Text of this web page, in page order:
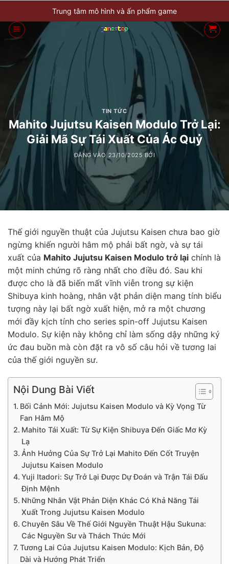
qua
nội
Trung tâm mô hình và ấn phẩm game
TIN TỨC
Mahito Jujutsu Kaisen Modulo Trở Lại:
Giải Mã Sự Tái Xuất Của Ác Quỷ
ĐĂNG VÀO 23/10/2025 BỞI
Thế giới nguyền thuật của Jujutsu Kaisen chưa bao giờ
ngừng khiến người hâm mộ phải bất ngờ, và sự tái
xuất của Mahito Jujutsu Kaisen Modulo trở lại chính là
một minh chứng rõ ràng nhất cho điều đó. Sau khi
được cho là đã biến mất vĩnh viễn trong sự kiện
Shibuya kinh hoàng, nhân vật phản diện mang tính biểu
tượng này lại bất ngờ xuất hiện, mở ra một chương
mới đầy kịch tính cho series spin-off Jujutsu Kaisen
Modulo. Sự kiện này không chỉ làm sống dậy những ký
ức đau buồn mà còn đặt ra vô số câu hỏi về tương lai
của thế giới nguyền sư.
Nội Dung Bài Viết
Bối Cảnh Mới: Jujutsu Kaisen Modulo và Kỳ Vọng Từ
Fan Hâm Mộ
Mahito Tái Xuất: Từ Sự Kiện Shibuya Đến Giấc Mơ Kỳ
Lạ
Ảnh Hưởng Của Sự Trở Lại Mahito Đến Cốt Truyện
Jujutsu Kaisen Modulo
Yuji Itadori: Sự Trở Lại Được Dự Đoán và Trận Tái Đấu
Định Mệnh
Những Nhân Vật Phản Diện Khác Có Khả Năng Tái
Xuất Trong Jujutsu Kaisen Modulo
Chuyên Sâu Về Thế Giới Nguyền Thuật Hậu Sukuna:
Các Nguyền Sư và Thách Thức Mới
Tương Lai Của Jujutsu Kaisen Modulo: Kịch Bản, Độ
Dài và Hướng Phát Triển